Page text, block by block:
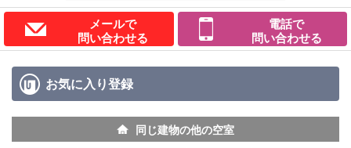
メールで
問い合わせる
電話で
問い合わせる
お気に入り登録
同じ建物の他の空室